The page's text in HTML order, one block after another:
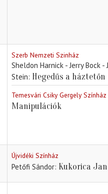
Szerb Nemzeti Szinház
Sheldon Harnick - Jerry Bock -
Stein Hegedűs a háztetőn
Temesvári Csiky Gergely Színház
Manipulációk
Újvidéki Színház
Petőfi Sándor Kukorica